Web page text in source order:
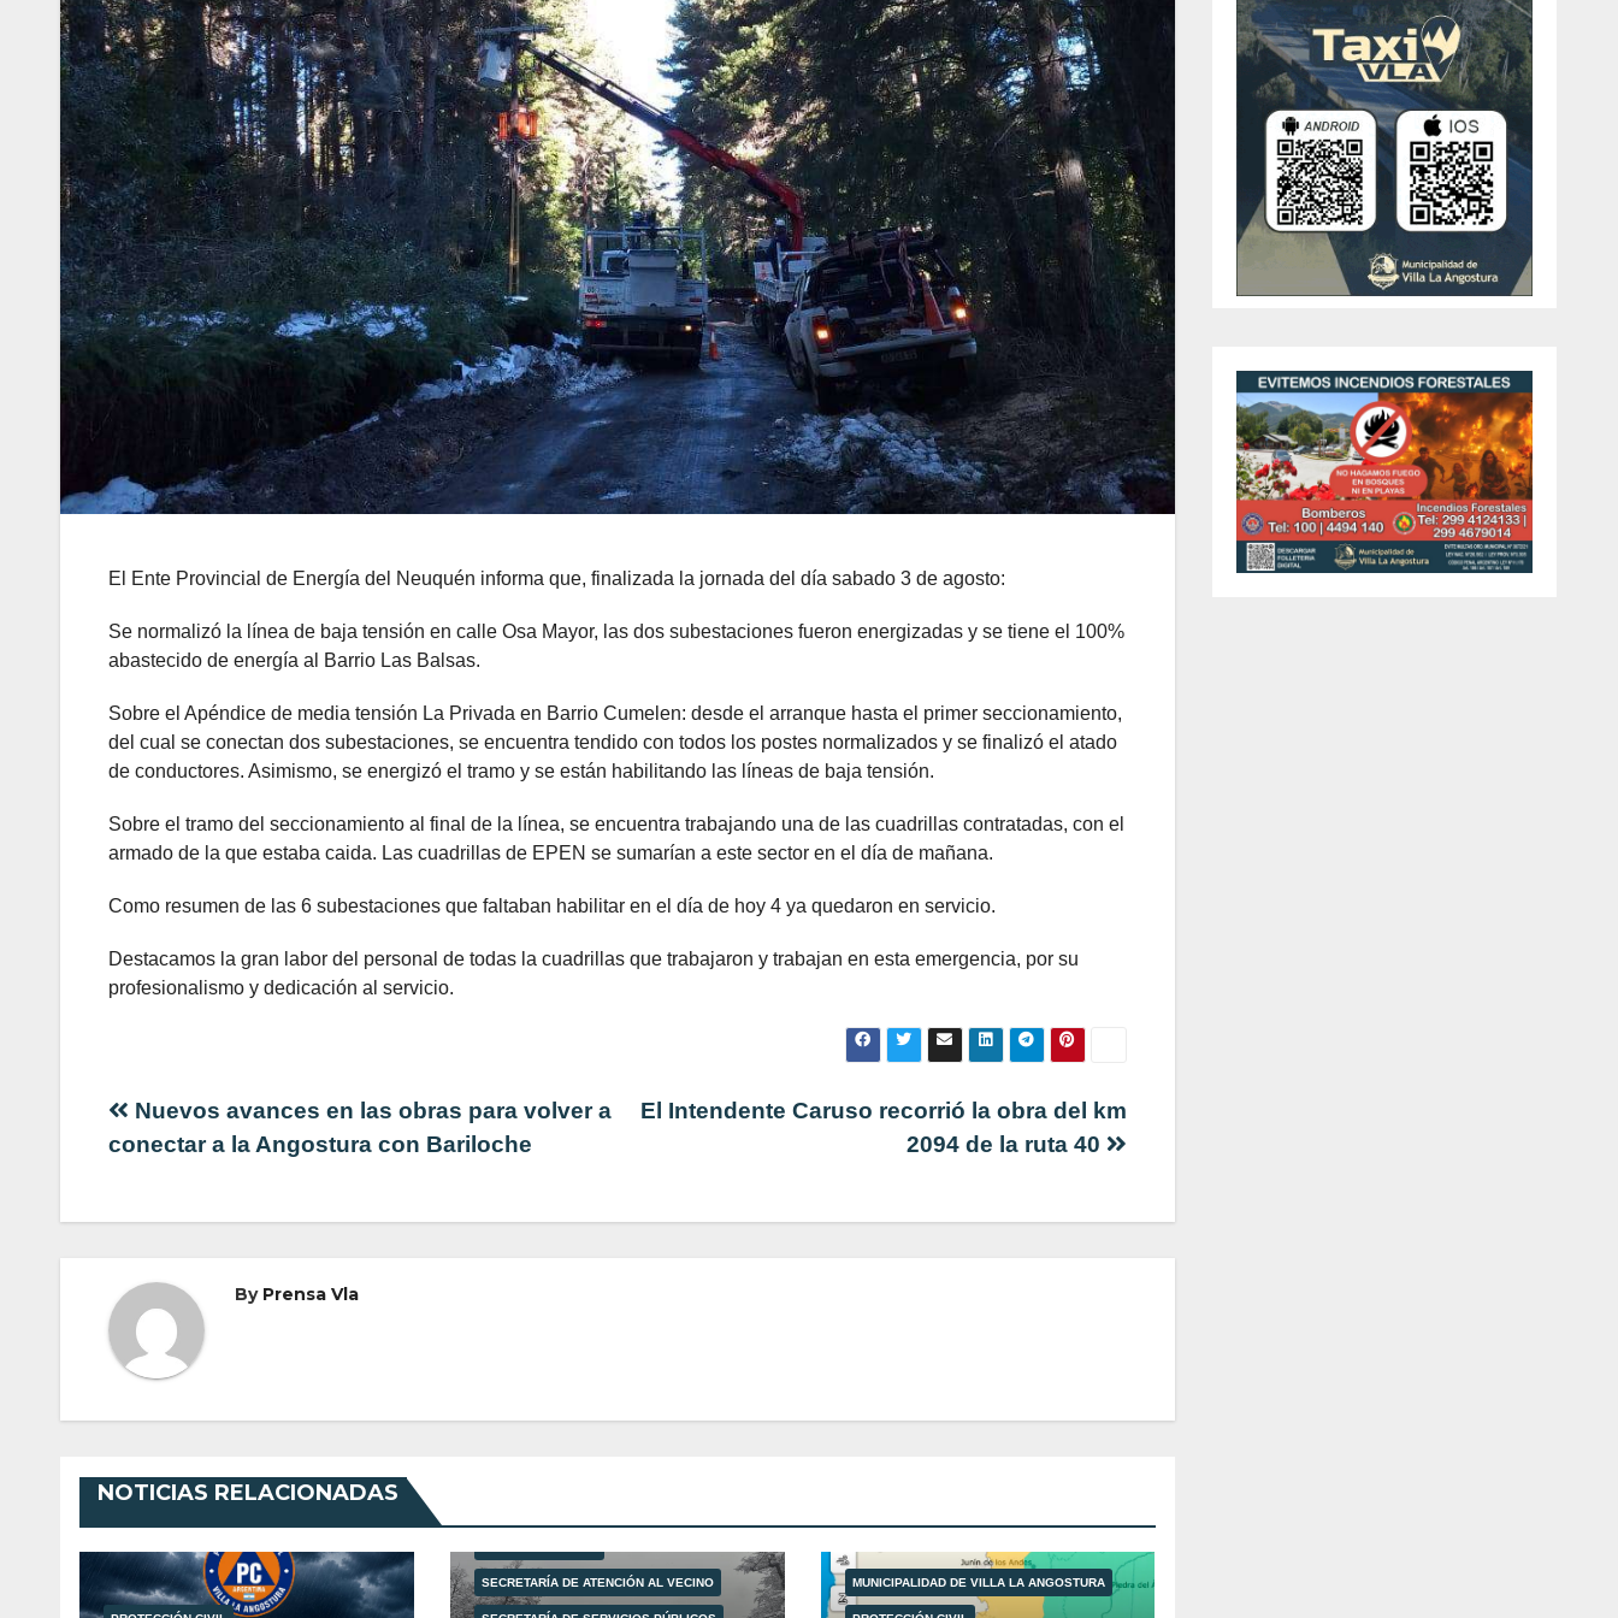
El Ente Provincial de Energía del Neuquén informa que, finalizada la jornada del día sabado 3 de agosto:
Se normalizó la línea de baja tensión en calle Osa Mayor, las dos subestaciones fueron energizadas y se tiene el 100%
abastecido de energía al Barrio Las Balsas.
Sobre el Apéndice de media tensión La Privada en Barrio Cumelen: desde el arranque hasta el primer seccionamiento,
del cual se conectan dos subestaciones, se encuentra tendido con todos los postes normalizados y se finalizó el atado
de conductores. Asimismo, se energizó el tramo y se están habilitando las líneas de baja tensión.
Sobre el tramo del seccionamiento al final de la línea, se encuentra trabajando una de las cuadrillas contratadas, con el
armado de la que estaba caida. Las cuadrillas de EPEN se sumarían a este sector en el día de mañana.
Como resumen de las 6 subestaciones que faltaban habilitar en el día de hoy 4 ya quedaron en servicio.
Destacamos la gran labor del personal de todas la cuadrillas que trabajaron y trabajan en esta emergencia, por su
profesionalismo y dedicación al servicio.
Navegación
entradas
El Intendente Caruso recorrió la obra del km
2094 de la ruta 40
Nuevos avances en las obras para volver a
conectar a la Angostura con Bariloche
By Prensa Vla
NOTICIAS RELACIONADAS
SECRETARÍA DE ATENCIÓN AL VECINO MUNICIPALIDAD DE VILLA LA ANGOSTURA